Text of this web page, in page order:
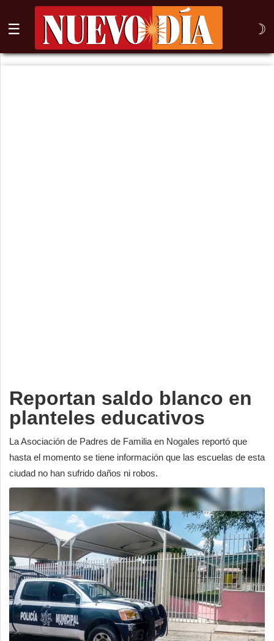
☰ ☽
⌕
Reportan saldo blanco en
planteles educativos
La Asociación de Padres de Familia en Nogales reportó que
hasta el momento se tiene información que las escuelas de esta
ciudad no han sufrido daños ni robos.